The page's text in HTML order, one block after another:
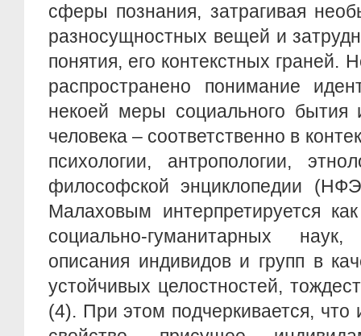
сферы познания, затрагивая
разносущностных вещей и
понятия, его контекстных граней.
распространено понимание
некоей меры социального бытия
человека – соответственно в
психологии, антропологии,
философской энциклопедии
Малаховым интерпретируется
социально-гуманитарных
описания индивидов и групп в
устойчивых целостностей,
(4). При этом подчеркивается, что